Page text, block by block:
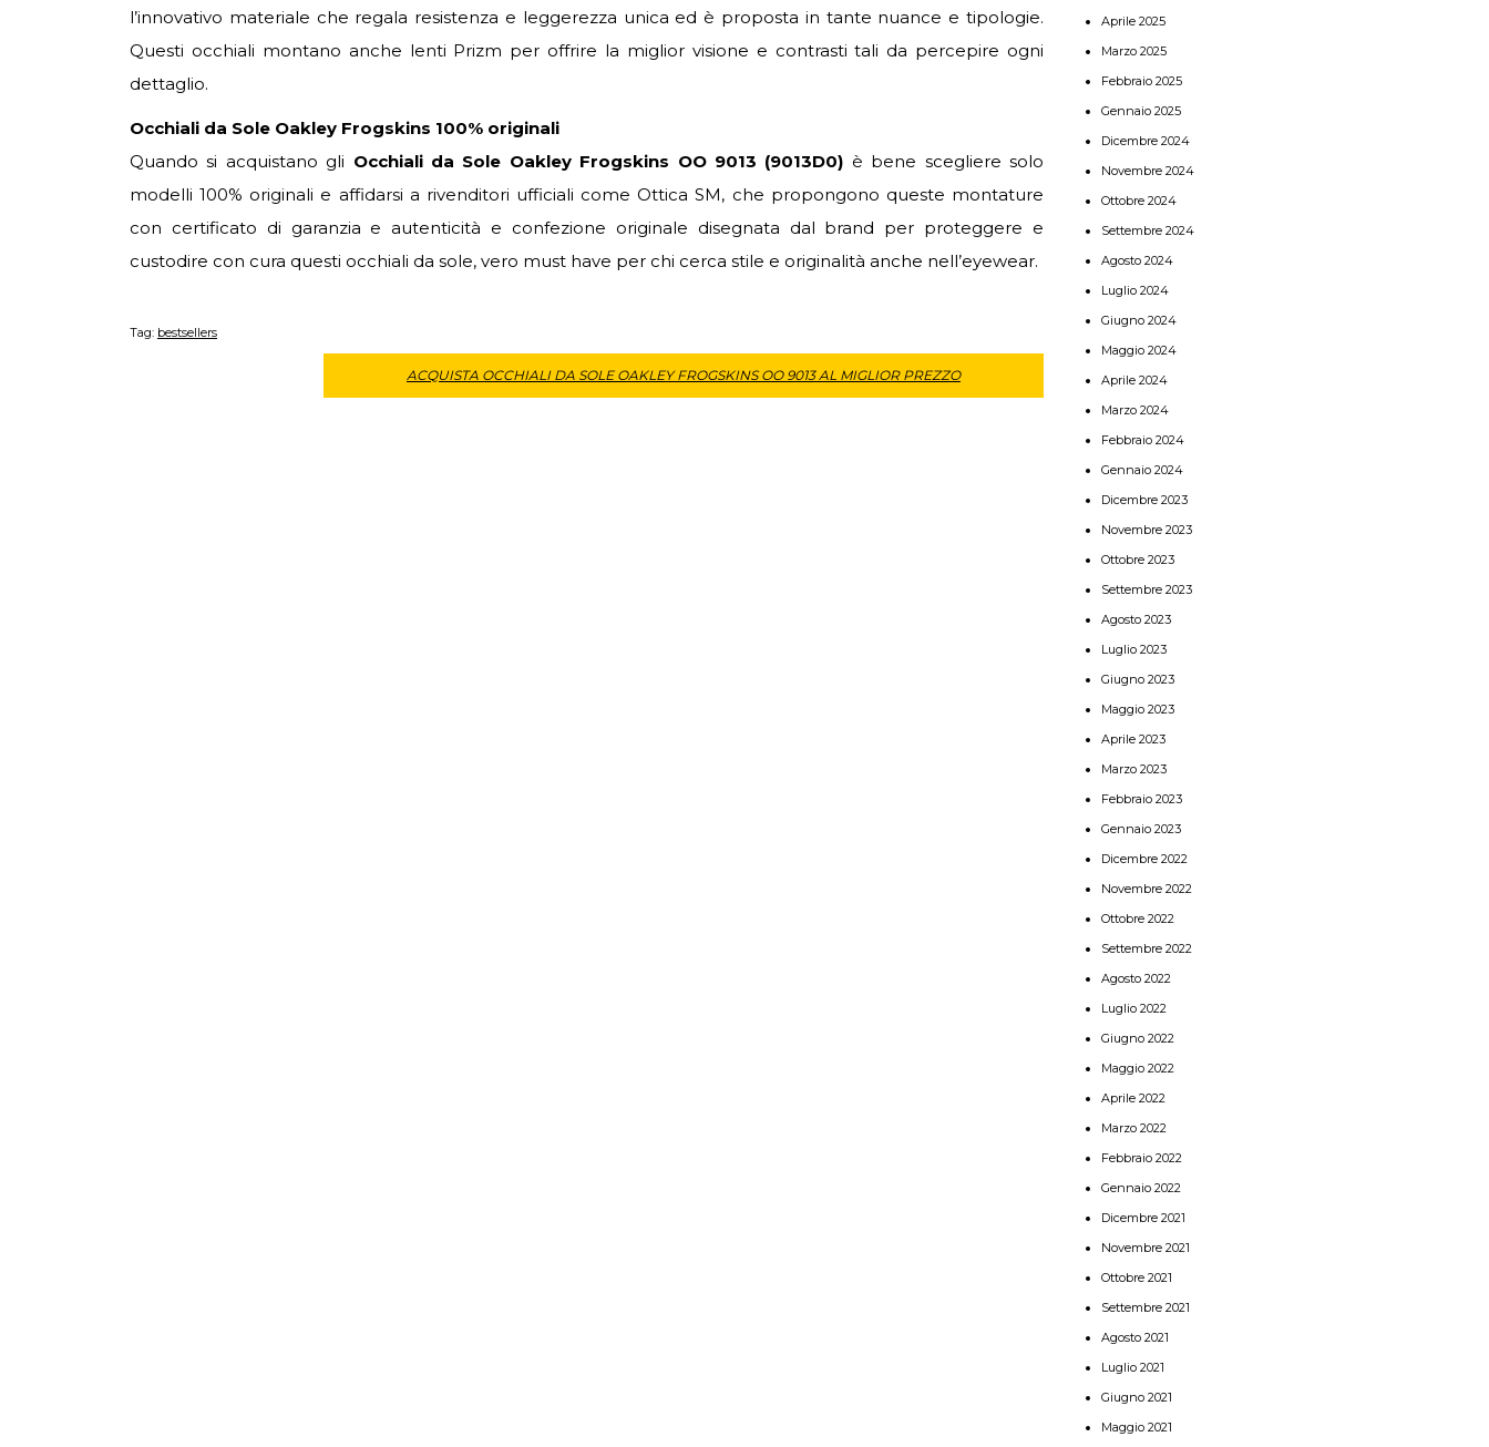
l’innovativo materiale che regala resistenza e leggerezza unica ed è proposta in tante nuance e tipologie.
Questi occhiali montano anche lenti Prizm per offrire la miglior visione e contrasti tali da percepire ogni
dettaglio.
Occhiali da Sole Oakley Frogskins 100% originali
Quando si acquistano gli Occhiali da Sole Oakley Frogskins OO 9013 (9013D0) è bene scegliere solo
modelli 100% originali e affidarsi a rivenditori ufficiali come Ottica SM, che propongono queste montature
con certificato di garanzia e autenticità e confezione originale disegnata dal brand per proteggere e
custodire con cura questi occhiali da sole, vero must have per chi cerca stile e originalità anche nell’eyewear.
Tag: bestsellers
ACQUISTA OCCHIALI DA SOLE OAKLEY FROGSKINS OO 9013 AL MIGLIOR PREZZO
Aprile 2025
Marzo 2025
Febbraio 2025
Gennaio 2025
Dicembre 2024
Novembre 2024
Ottobre 2024
Settembre 2024
Agosto 2024
Luglio 2024
Giugno 2024
Maggio 2024
Aprile 2024
Marzo 2024
Febbraio 2024
Gennaio 2024
Dicembre 2023
Novembre 2023
Ottobre 2023
Settembre 2023
Agosto 2023
Luglio 2023
Giugno 2023
Maggio 2023
Aprile 2023
Marzo 2023
Febbraio 2023
Gennaio 2023
Dicembre 2022
Novembre 2022
Ottobre 2022
Settembre 2022
Agosto 2022
Luglio 2022
Giugno 2022
Maggio 2022
Aprile 2022
Marzo 2022
Febbraio 2022
Gennaio 2022
Dicembre 2021
Novembre 2021
Ottobre 2021
Settembre 2021
Agosto 2021
Luglio 2021
Giugno 2021
Maggio 2021